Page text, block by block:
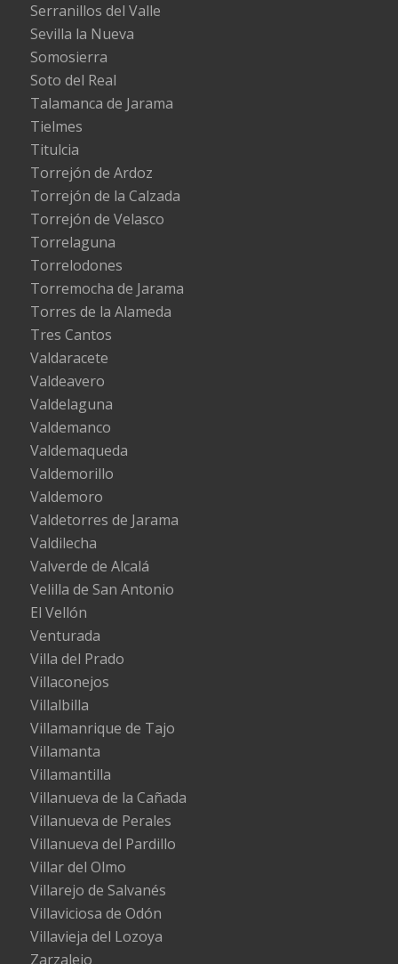
Serranillos del Valle
Sevilla la Nueva
Somosierra
Soto del Real
Talamanca de Jarama
Tielmes
Titulcia
Torrejón de Ardoz
Torrejón de la Calzada
Torrejón de Velasco
Torrelaguna
Torrelodones
Torremocha de Jarama
Torres de la Alameda
Tres Cantos
Valdaracete
Valdeavero
Valdelaguna
Valdemanco
Valdemaqueda
Valdemorillo
Valdemoro
Valdetorres de Jarama
Valdilecha
Valverde de Alcalá
Velilla de San Antonio
El Vellón
Venturada
Villa del Prado
Villaconejos
Villalbilla
Villamanrique de Tajo
Villamanta
Villamantilla
Villanueva de la Cañada
Villanueva de Perales
Villanueva del Pardillo
Villar del Olmo
Villarejo de Salvanés
Villaviciosa de Odón
Villavieja del Lozoya
Zarzalejo